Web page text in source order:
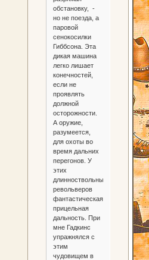
обстановку, -
но не поезда, а
паровой
сенокосилки
Гиббсона. Эта
дикая машина
легко лишает
конечностей,
если не
проявлять
должной
осторожности.
А оружие,
разумеется,
для охоты во
время дальних
перегонов. У
этих
длинноствольных
револьверов
фантастическая
прицельная
дальность. При
мне Гадкинс
упражнялся с
этим
чудовищем в